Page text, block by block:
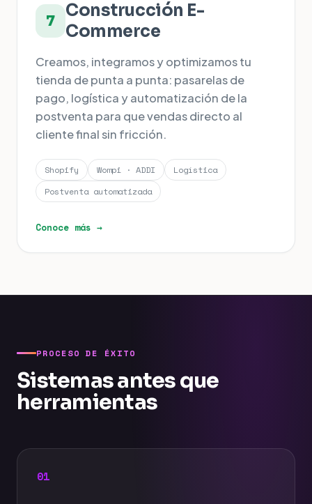
7
Construcción E-
Commerce
Creamos, integramos y optimizamos tu
tienda de punta a punta: pasarelas de
pago, logística y automatización de la
postventa para que vendas directo al
cliente final sin fricción.
Shopify Wompi · ADDI
Logística
Postventa automatizada
Conoce más →
PROCESO DE ÉXITO
Sistemas antes que
herramientas
01